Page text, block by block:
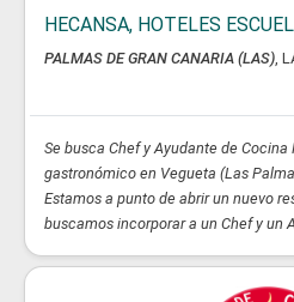
HECANSA, HOTELES
PALMAS DE GRAN CANARIA (LAS) ,
Se busca Chef y Ayudante de
gastronómico en Vegueta (Las
Estamos a punto de abrir un nuevo
buscamos incorporar a un Chef y un